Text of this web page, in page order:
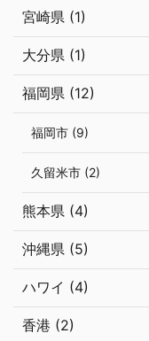
宮崎県 (1)
大分県 (1)
福岡県 (12)
福岡市 (9)
久留米市 (2)
熊本県 (4)
沖縄県 (5)
ハワイ (4)
香港 (2)